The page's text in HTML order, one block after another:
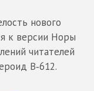
нового
к версии Норы
читателей
В‑612.